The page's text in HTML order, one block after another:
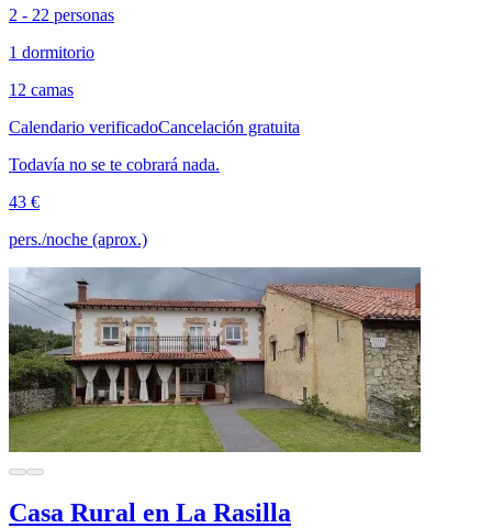
2 - 22 personas
1 dormitorio
12 camas
Calendario verificadoCancelación gratuita
Todavía no se te cobrará nada.
43 €
pers./noche (aprox.)
Casa Rural en La Rasilla